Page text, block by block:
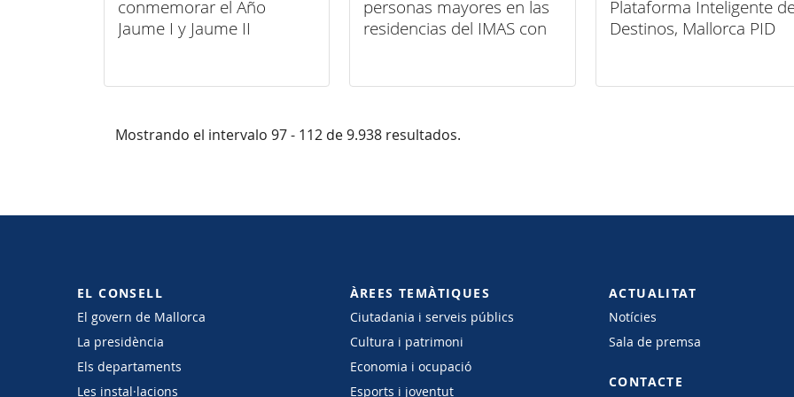
conmemorar el Año
Jaume I y Jaume II
personas mayores en las
residencias del IMAS con
Plataforma Inteligente
Destinos, Mallorca PID
Mostrando el intervalo 97 - 112 de 9.938 resultados.
EL CONSELL
El govern de Mallorca
La presidència
Els departaments
Les instal·lacions
ÀREES TEMÀTIQUES
Ciutadania i serveis públics
Cultura i patrimoni
Economia i ocupació
Esports i joventut
ACTUALITAT
Notícies
Sala de premsa
CONTACTE